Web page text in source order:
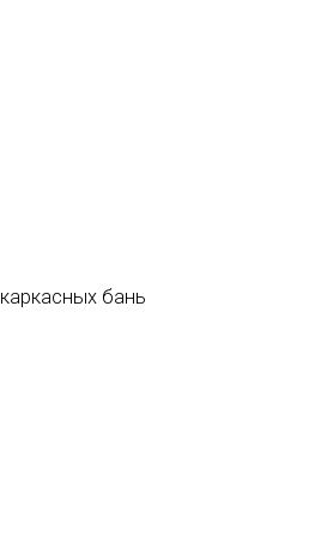
каркасных бань